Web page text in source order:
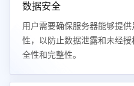
数据安全
用户需要确保服务器能够提
性，以防止数据泄露和未经
全性和完整性。